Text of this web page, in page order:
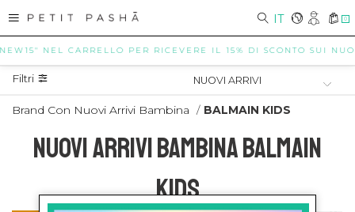
IT 0
NEL CARRELLO PER RICEVERE IL 15% DI SCONTO SUI
Filtri
Brand Con Nuovi Arrivi Bambina / BALMAIN KIDS
NUOVI ARRIVI BAMBINA BALMAIN
KIDS